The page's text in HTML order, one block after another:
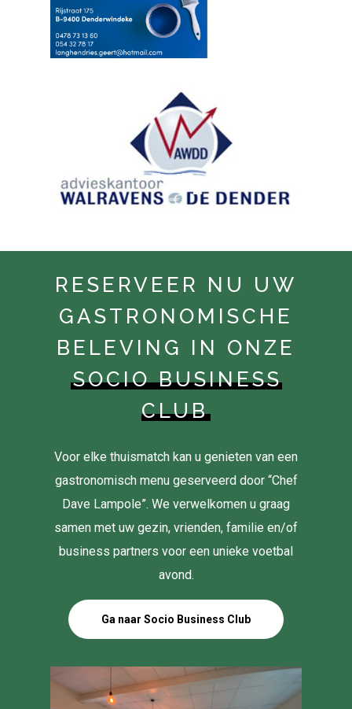
RESERVEER NU UW
GASTRONOMISCHE
BELEVING IN ONZE
SOCIO BUSINESS
CLUB
Voor elke thuismatch kan u genieten van een
gastronomisch menu geserveerd door “Chef
Dave Lampole”. We verwelkomen u graag
samen met uw gezin, vrienden, familie en/of
business partners voor een unieke voetbal
avond.
Ga naar Socio Business Club